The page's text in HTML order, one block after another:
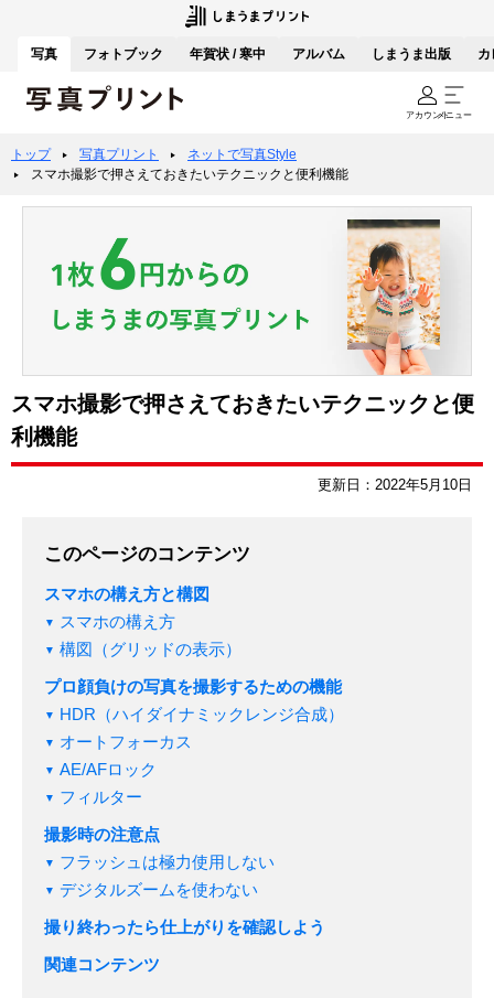
写真 フォトブック 年賀状 / 寒中 アルバム しまうま出版 カ
アカウントメニュー
トップ 写真プリント
ネットで写真Style
スマホ撮影で押さえておきたいテクニックと便利機能
スマホ撮影で押さえておきたいテクニックと便
利機能
更新日：2022年5月10日
このページのコンテンツ
スマホの構え方と構図
スマホの構え方
構図（グリッドの表示）
プロ顔負けの写真を撮影するための機能
HDR（ハイダイナミックレンジ合成）
オートフォーカス
AE/AFロック
フィルター
撮影時の注意点
フラッシュは極力使用しない
デジタルズームを使わない
撮り終わったら仕上がりを確認しよう
関連コンテンツ